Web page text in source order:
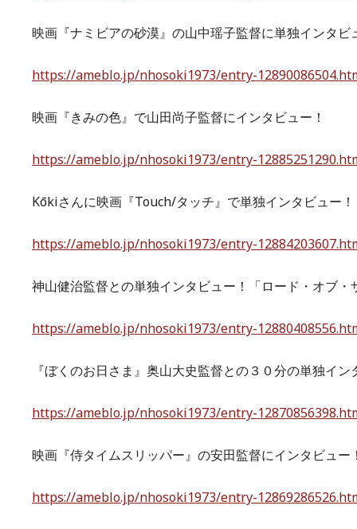
映画『ナミビアの砂漠』の山中瑶子監督に単独インタビ
https://ameblo.jp/nhosoki1973/entry-
映画『きみの色』で山田尚子監督にインタビュー！
https://ameblo.jp/nhosoki1973/entry-
Kōkiさんに映画『Touch/タッチ』で単独インタビュー！
https://ameblo.jp/nhosoki1973/entry-
神山健治監督との単独インタビュー！「ロード・オブ
https://ameblo.jp/nhosoki1973/entry-
『ぼくのお日さま』奥山大史監督との３０分の単独イン
https://ameblo.jp/nhosoki1973/entry-
映画『侍タイムスリッパー』の安田監督にインタビュー！
https://ameblo.jp/nhosoki1973/entry-